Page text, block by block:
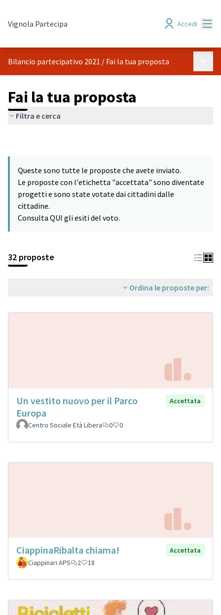
Vignola Partecipa Accedi
Bilancio partecipativo 2021 / Fai la tua proposta
Fai la tua proposta
Filtra e cerca
Queste sono tutte le proposte che avete inviato.
Le proposte con l'etichetta "accettata" sono diventate
progetti e sono state votate dai cittadini dalle
cittadine.
Consulta QUI gli esiti del voto.
32 proposte
Ordina le proposte per:
Un vestito nuovo per il Parco
Europa
Accettata
Centro Sociale Età Libera 0 0
CiappinaRibalta chiama!
Accettata
Ciappinari APS
2 18